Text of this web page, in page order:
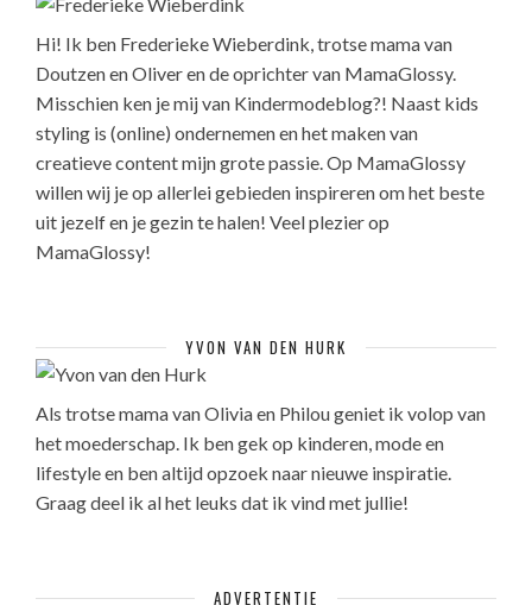
Hi! Ik ben Frederieke Wieberdink, trotse mama van
Doutzen en Oliver en de oprichter van MamaGlossy.
Misschien ken je mij van Kindermodeblog?! Naast kids
styling is (online) ondernemen en het maken van
creatieve content mijn grote passie. Op MamaGlossy
willen wij je op allerlei gebieden inspireren om het beste
uit jezelf en je gezin te halen! Veel plezier op
MamaGlossy!
YVON VAN DEN HURK
Als trotse mama van Olivia en Philou geniet ik volop van
het moederschap. Ik ben gek op kinderen, mode en
lifestyle en ben altijd opzoek naar nieuwe inspiratie.
Graag deel ik al het leuks dat ik vind met jullie!
ADVERTENTIE